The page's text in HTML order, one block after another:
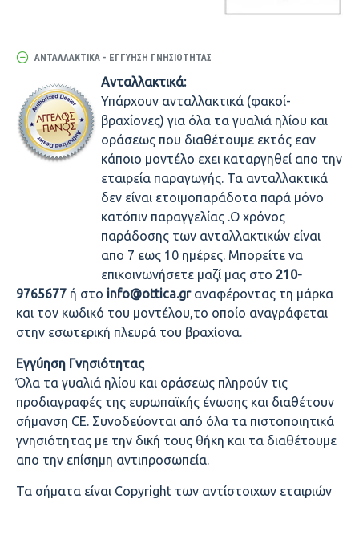
ΑΝΤΑΛΛΑΚΤΙΚΆ - ΕΓΓΎΗΣΗ ΓΝΗΣΙΌΤΗΤΑΣ
Ανταλλακτικά:
Υπάρχουν ανταλλακτικά (φακοί-
βραχίονες) για όλα τα γυαλιά ηλίου και
οράσεως που διαθέτουμε εκτός εαν
κάποιο μοντέλο εχει καταργηθεί απο την
εταιρεία παραγωγής. Τα ανταλλακτικά
δεν είναι ετοιμοπαράδοτα παρά μόνο
κατόπιν παραγγελίας .Ο χρόνος
παράδοσης των ανταλλακτικών είναι
απο 7 εως 10 ημέρες. Μπορείτε να
επικοινωνήσετε μαζί μας στο 210-
9765677 ή στο info@ottica.gr αναφέροντας τη μάρκα
και τον κωδικό του μοντέλου,το οποίο αναγράφεται
στην εσωτερική πλευρά του βραχίονα.
Εγγύηση Γνησιότητας
Όλα τα γυαλιά ηλίου και οράσεως πληρούν τις
προδιαγραφές της ευρωπαϊκής ένωσης και διαθέτουν
σήμανση CE. Συνοδεύονται από όλα τα πιστοποιητικά
γνησιότητας με την δική τους θήκη και τα διαθέτουμε
απο την επίσημη αντιπροσωπεία.
Τα σήματα είναι Copyright των αντίστοιχων εταιριών